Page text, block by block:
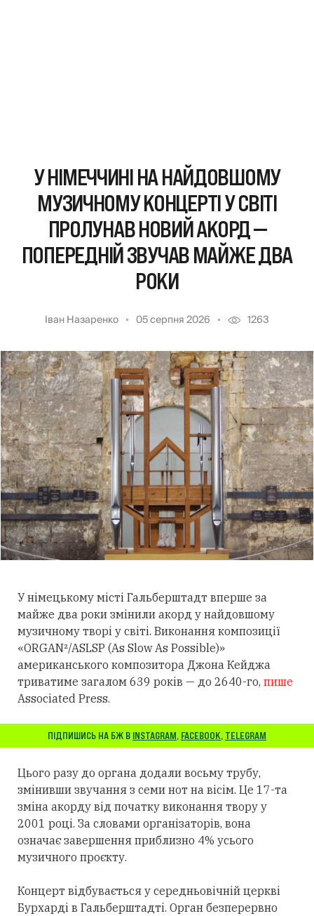
У НІМЕЧЧИНІ НА НАЙДОВШОМУ
МУЗИЧНОМУ КОНЦЕРТІ У СВІТІ
ПРОЛУНАВ НОВИЙ АКОРД —
ПОПЕРЕДНІЙ ЗВУЧАВ МАЙЖЕ ДВА
РОКИ
Іван Назаренко 05 серпня 2026 1263
У німецькому місті Гальберштадт вперше за
майже два роки змінили акорд у найдовшому
музичному творі у світі. Виконання композиції
«ORGAN²/ASLSP (As Slow As Possible)»
американського композитора Джона Кейджа
триватиме загалом 639 років — до 2640-го, пише
Associated Press.
ПІДПИШИСЬ НА БЖ В INSTAGRAM, FACEBOOK, TELEGRAM
Цього разу до органа додали восьму трубу,
змінивши звучання з семи нот на вісім. Це 17-та
зміна акорду від початку виконання твору у
2001 році. За словами організаторів, вона
означає завершення приблизно 4% усього
музичного проєкту.
Концерт відбувається у середньовічній церкві
Бурхарді в Гальберштадті. Орган безперервно